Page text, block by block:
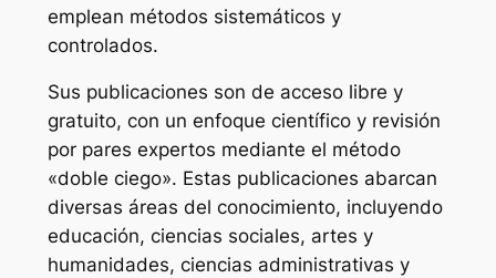
emplean métodos sistemáticos y
controlados.
Sus publicaciones son de acceso libre y
gratuito, con un enfoque científico y revisión
por pares expertos mediante el método
«doble ciego». Estas publicaciones abarcan
diversas áreas del conocimiento, incluyendo
educación, ciencias sociales, artes y
humanidades, ciencias administrativas y